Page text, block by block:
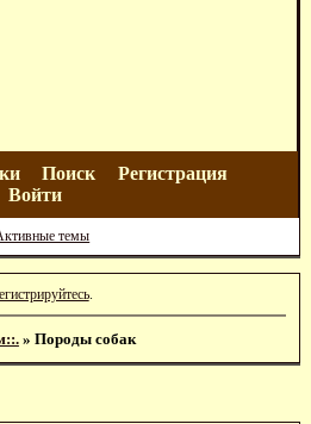
Поиск
Регистрация
Войти
темы
.
» Породы собак